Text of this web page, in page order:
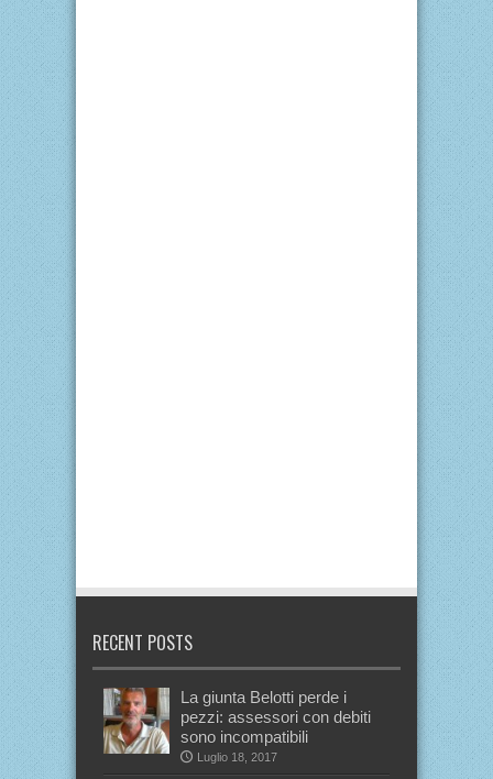
RECENT POSTS
La giunta Belotti perde i
pezzi: assessori con debiti
sono incompatibili
Luglio 18, 2017